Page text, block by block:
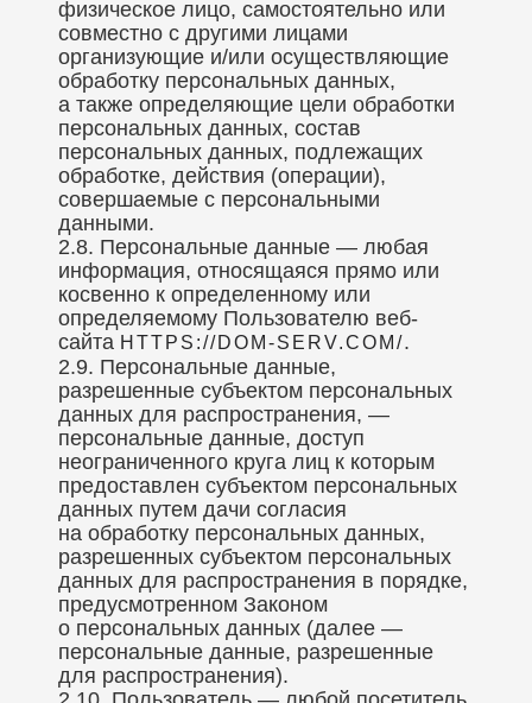
физическое лицо, самостоятельно или
совместно с другими лицами
организующие и/или осуществляющие
обработку персональных данных,
а также определяющие цели обработки
персональных данных, состав
персональных данных, подлежащих
обработке, действия (операции),
совершаемые с персональными
данными.
2.8. Персональные данные — любая
информация, относящаяся прямо или
косвенно к определенному или
определяемому Пользователю веб-
сайта HTTPS://DOM-SERV.COM/.
2.9. Персональные данные,
разрешенные субъектом персональных
данных для распространения, —
персональные данные, доступ
неограниченного круга лиц к которым
предоставлен субъектом персональных
данных путем дачи согласия
на обработку персональных данных,
разрешенных субъектом персональных
данных для распространения в порядке,
предусмотренном Законом
о персональных данных (далее —
персональные данные, разрешенные
для распространения).